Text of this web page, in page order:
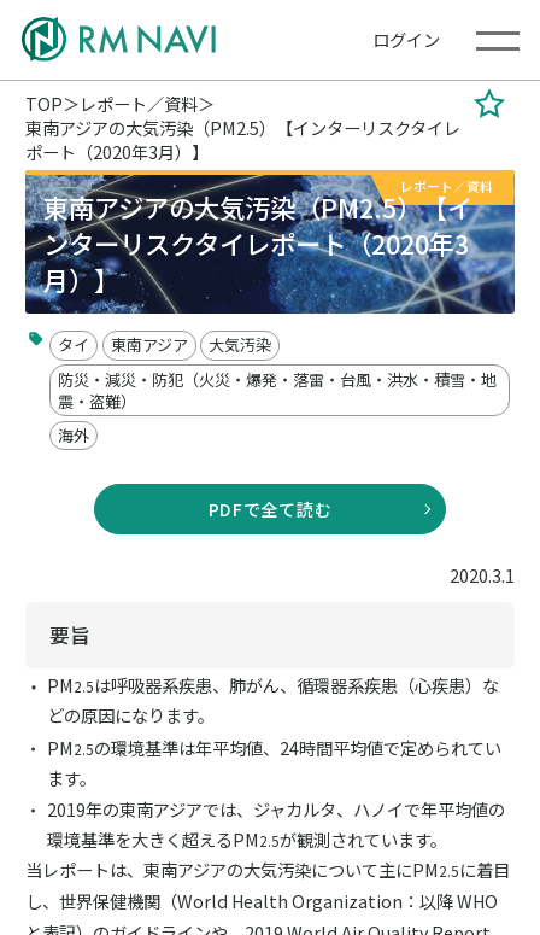
ログイン
TOP
レポート／資料
東南アジアの大気汚染（PM2.5）【インターリスクタイレ
ポート（2020年3月）】
レポート／資料
東南アジアの大気汚染（PM2.5）【イ
ンターリスクタイレポート（2020年3
月）】
タイ 東南アジア
大気汚染
防災・減災・防犯（火災・爆発・落雷・台風・洪水・積雪・地
震・盗難）
海外
PDFで全て読む
2020.3.1
要旨
PM2.5は呼吸器系疾患、肺がん、循環器系疾患（心疾患）な
どの原因になります。
PM2.5の環境基準は年平均値、24時間平均値で定められてい
ます。
2019年の東南アジアでは、ジャカルタ、ハノイで年平均値の
環境基準を大きく超えるPM2.5が観測されています。
当レポートは、東南アジアの大気汚染について主にPM2.5に着目
し、世界保健機関（World Health Organization：以降 WHO